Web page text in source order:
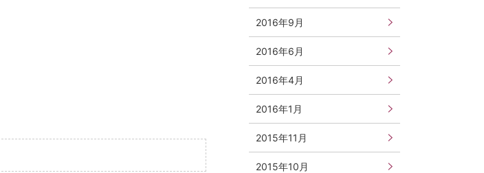
2016年9月
2016年6月
2016年4月
2016年1月
2015年11月
2015年10月